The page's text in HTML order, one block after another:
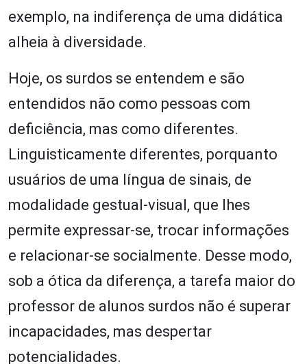
exemplo, na indiferença de uma didática
alheia à diversidade.
Hoje, os surdos se entendem e são
entendidos não como pessoas com
deficiência, mas como diferentes.
Linguisticamente diferentes, porquanto
usuários de uma língua de sinais, de
modalidade gestual-visual, que lhes
permite expressar-se, trocar informações
e relacionar-se socialmente. Desse modo,
sob a ótica da diferença, a tarefa maior do
professor de alunos surdos não é superar
incapacidades, mas despertar
potencialidades.